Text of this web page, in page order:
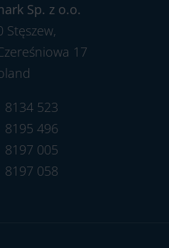
Sp. z o.o.
Stęszew,
17
8134 523
8195 496
8197 005
8197 058